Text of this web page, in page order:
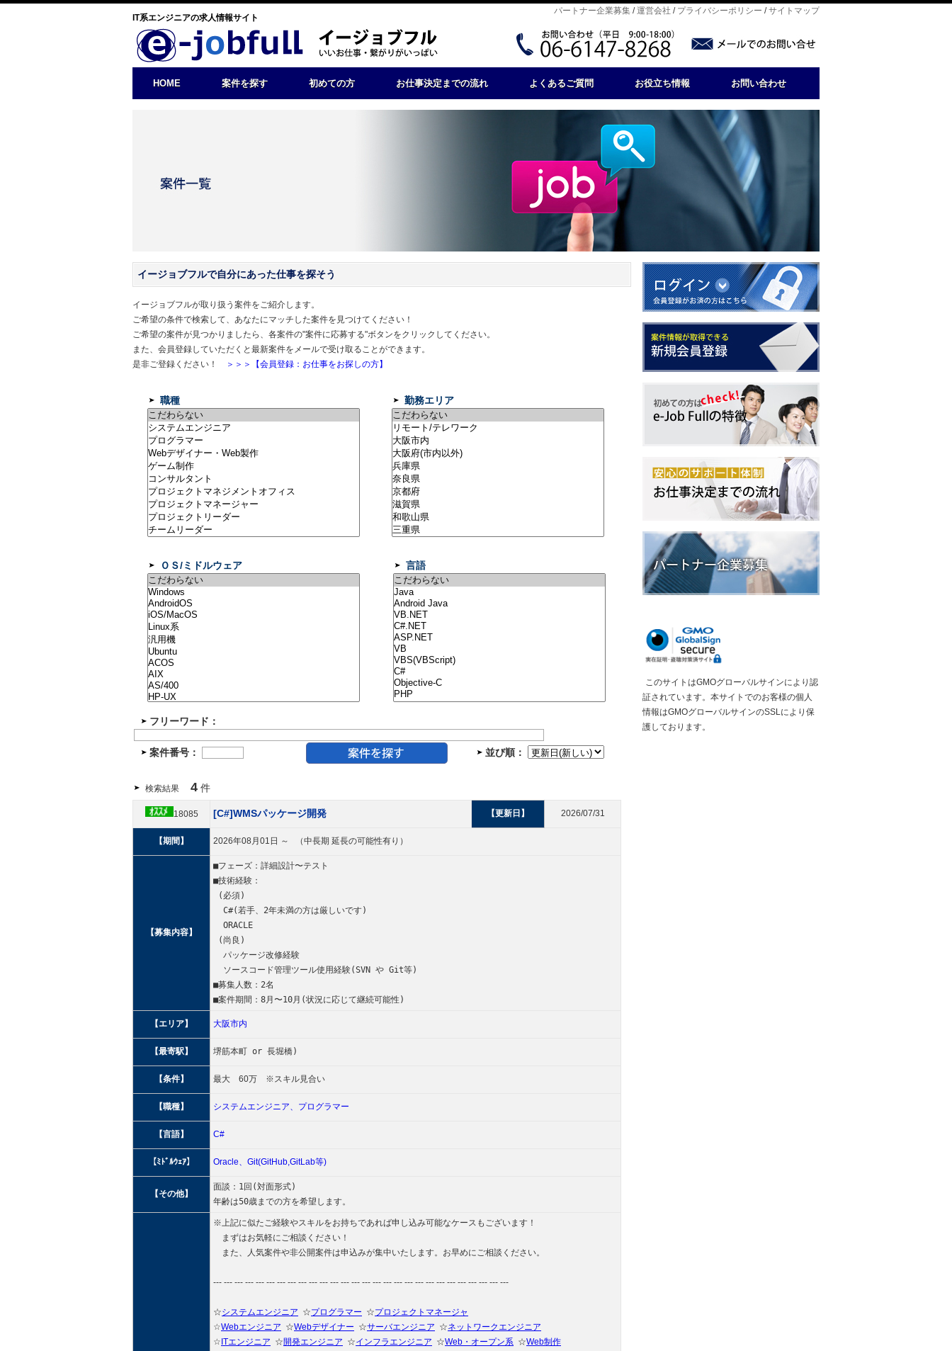
IT系エンジニアの求人情報サイト
パートナー企業募集 /運営会社 / プライバシーポリシー /サイトマップ
HOME 案件を探す 初めての方 お仕事決定までの流れ よくあるご質問 お役立ち情報 お問い合わせ
イージョブフルで自分にあった仕事を探そう
イージョブフルが取り扱う案件をご紹介します。
ご希望の条件で検索して、あなたにマッチした案件を見つけてください！
ご希望の案件が見つかりましたら、各案件の"案件に応募する"ボタンをクリックしてください。
また、会員登録していただくと最新案件をメールで受け取ることができます。
是非ご登録ください！
＞＞＞【会員登録：お仕事をお探しの方】
職種 勤務エリア
ＯＳ/ミドルウェア 言語
フリーワード：
案件番号： 並び順：
検索結果 4 件
18085 [C#]WMSパッケージ開発 【更新日】 2026/07/31
【期間】 2026年08月01日 ～ （中長期 延長の可能性有り）
【募集内容】
■フェーズ：詳細設計〜テスト
■技術経験：
(必須)
C#(若手、2年未満の方は厳しいです)
ORACLE
(尚良)
パッケージ改修経験
ソースコード管理ツール使用経験(SVN や Git等)
■募集人数：2名
■案件期間：8月〜10月(状況に応じて継続可能性)
【エリア】 大阪市内
【最寄駅】 堺筋本町 or 長堀橋)
【条件】 最大 60万 ※スキル見合い
【職種】 システムエンジニア、 プログラマー
【言語】 C#
【ﾐﾄﾞﾙｳｪｱ】 Oracle、 Git(GitHub,GitLab等)
【その他】
面談：1回(対面形式)
年齢は50歳までの方を希望します。
※上記に似たご経験やスキルをお持ちであれば申し込み可能なケースもございます！
まずはお気軽にご相談ください！
また、人気案件や非公開案件は申込みが集中いたします。お早めにご相談ください。
--- --- --- --- --- --- --- --- --- --- --- --- --- --- --- --- --- --- --- --- --- --- --- --- --- --- --- ---
☆システムエンジニア ☆プログラマー ☆プロジェクトマネージャ
☆Webエンジニア ☆Webデザイナー ☆サーバエンジニア ☆ネットワークエンジニア
☆ ITエンジニア ☆開発エンジニア ☆インフラエンジニア ☆Web・オープン系 ☆Web制作
このサイトはGMOグローバルサインにより認
証されています。本サイトでのお客様の個人
情報はGMOグローバルサインのSSLにより保
護しております。